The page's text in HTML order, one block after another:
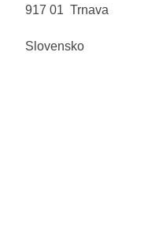
917 01 Trnava
Slovensko